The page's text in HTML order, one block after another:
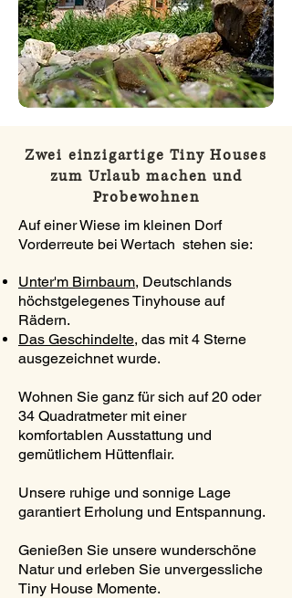
Zwei einzigartige Tiny Houses
zum Urlaub machen und
Probewohnen
Auf einer Wiese im kleinen Dorf
Vorderreute bei Wertach stehen sie:
Unter'm Birnbaum, Deutschlands
höchstgelegenes Tinyhouse auf
Rädern.
Das Geschindelte, das mit 4 Sterne
ausgezeichnet wurde.
Wohnen Sie ganz für sich auf 20 oder
34 Quadratmeter mit einer
komfortablen Ausstattung und
gemütlichem Hüttenflair.
Unsere ruhige und sonnige Lage
garantiert Erholung und Entspannung.
Genießen Sie unsere wunderschöne
Natur und erleben Sie unvergessliche
Tiny House Momente.